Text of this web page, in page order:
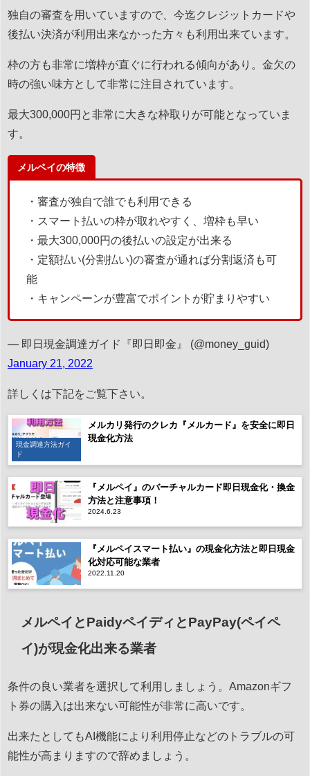
独自の審査を用いていますので、今迄クレジットカードや
後払い決済が利用出来なかった方々も利用出来ています。
枠の方も非常に増枠が直ぐに行われる傾向があり。金欠の
時の強い味方として非常に注目されています。
最大300,000円と非常に大きな枠取りが可能となっていま
す。
メルペイの特徴
・審査が独自で誰でも利用できる
・スマート払いの枠が取れやすく、増枠も早い
・最大300,000円の後払いの設定が出来る
・定額払い(分割払い)の審査が通れば分割返済も可
能
・キャンペーンが豊富でポイントが貯まりやすい
— 即日現金調達ガイド『即日即金』 (@money_guid)
January 21, 2022
詳しくは下記をご覧下さい。
現金調達方法ガイ
ド
メルカリ発行のクレカ『メルカード』を安全に即日
現金化方法
『メルペイ』のバーチャルカード即日現金化・換金
方法と注意事項！
2024.6.23
『メルペイスマート払い』の現金化方法と即日現金
化対応可能な業者
2022.11.20
メルペイとPaidyペイディとPayPay(ペイペ
イ)が現金化出来る業者
条件の良い業者を選択して利用しましょう。Amazonギフ
ト券の購入は出来ない可能性が非常に高いです。
出来たとしてもAI機能により利用停止などのトラブルの可
能性が高まりますので辞めましょう。